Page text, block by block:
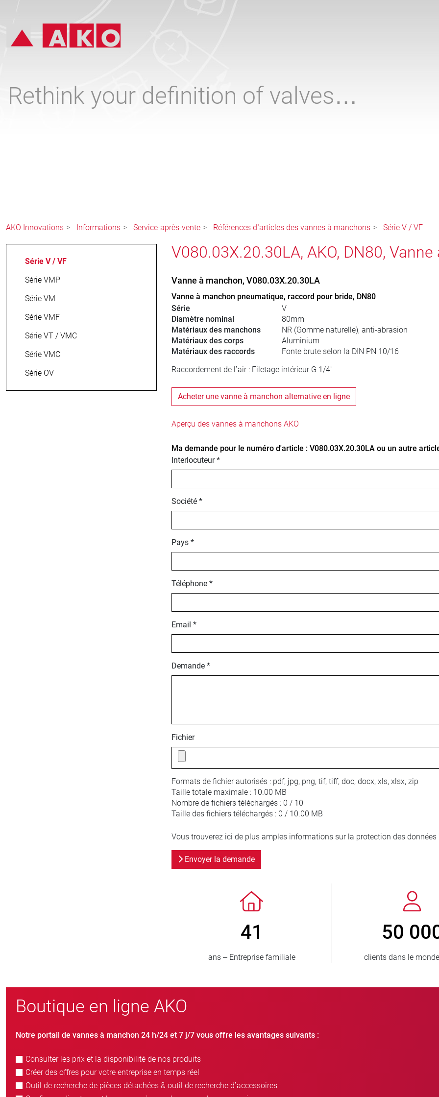
Rethink your definition of valves…
AKO Innovations Informations Service-après-vente Références d’articles des vannes à manchons Série V / VF
Série V / VF
Série VMP
Série VM
Série VMF
Série VT / VMC
Série VMC
Série OV
V080.03X.20.30LA, AKO, DN80,
Vanne à manchon, V080.03X.20.30LA
Vanne à manchon pneumatique, raccord pour bride, DN80
Série
V
Diamètre nominal
80mm
Matériaux des manchons
NR (Gomme naturelle), anti-abrasion
Matériaux des corps
Aluminium
Matériaux des raccords
Fonte brute selon la DIN PN 10/16
Raccordement de l’air : Filetage intérieur G 1/4"
Acheter une vanne à manchon alternative en ligne
Aperçu des vannes à manchons AKO
Ma demande pour le numéro d'article : V080.03X.20.30LA ou un autre
Interlocuteur *
Société *
Pays *
Téléphone *
Email *
Demande *
Fichier
Formats de fichier autorisés : pdf, jpg, png, tif, tiff, doc, docx, xls, xlsx, zip
Taille totale maximale : 10.00 MB
Nombre de fichiers téléchargés : 0 / 10
Taille des fichiers téléchargés : 0 / 10.00 MB
Vous trouverez ici de plus amples informations sur la protection des données
Envoyer la demande
> 3 500 000
unités vendues pays
Boutique en ligne AKO
Notre portail de vannes à manchon 24 h/24 et 7 j/7 vous offre les avantages suivants :
Consulter les prix et la disponibilité de nos produits
Créer des offres pour votre entreprise en temps réel
Outil de recherche de pièces détachées & outil de recherche d’accessoires